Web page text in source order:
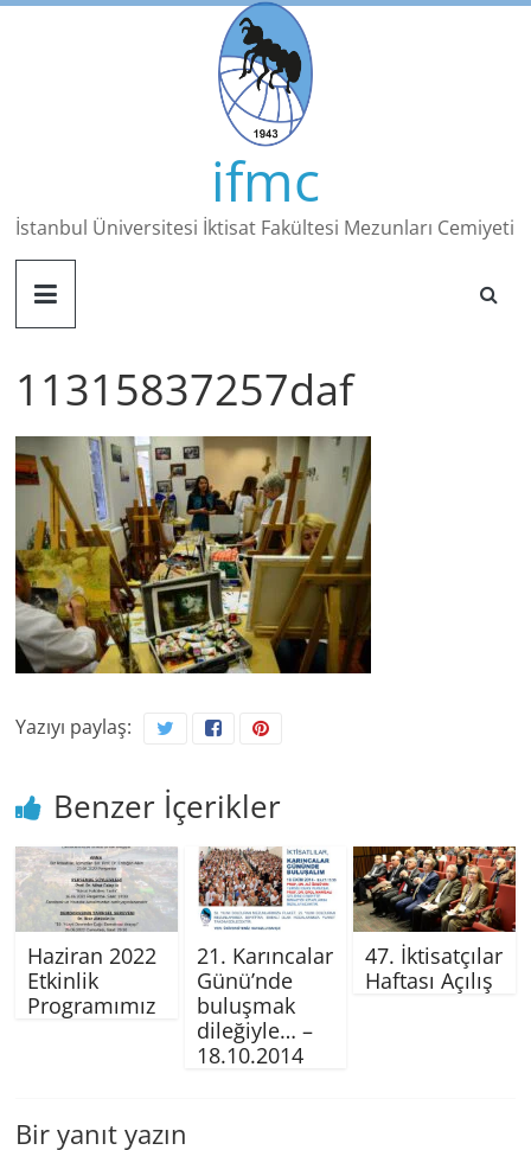
Skip
ifmc
İstanbul Üniversitesi İktisat Fakültesi Mezunları Cemiyeti
11315837257daf
Yazıyı paylaş:
Benzer İçerikler
Haziran 2022
Etkinlik
Programımız
21. Karıncalar
Günü’nde
buluşmak
dileğiyle… –
18.10.2014
47. İktisatçılar
Haftası Açılış
Bir yanıt yazın